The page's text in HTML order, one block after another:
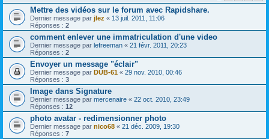
Mettre des vidéos sur le forum avec Rapidshare.
Dernier message par jlez « 13 juil. 2011, 11:06
Réponses : 2
comment enlever une immatriculation d'une video
Dernier message par lefreeman « 21 févr. 2011, 20:23
Réponses : 2
Envoyer un message "éclair"
Dernier message par DUB-61 « 29 nov. 2010, 00:46
Réponses : 3
Image dans Signature
Dernier message par mercenaire « 22 oct. 2010, 23:49
Réponses : 12
photo avatar - redimensionner photo
Dernier message par nico68 « 21 déc. 2009, 19:30
Réponses : 7